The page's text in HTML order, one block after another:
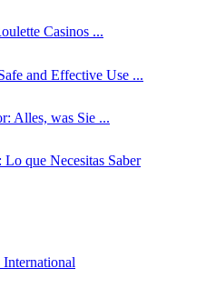
Casinos ...
and Effective Use ...
Alles, was Sie ...
que Necesitas Saber